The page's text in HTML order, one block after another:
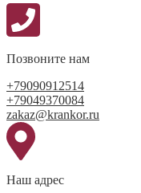
Позвоните нам
+79090912514
+79049370084
zakaz@krankor.ru
Наш адрес